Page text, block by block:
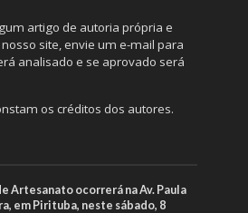
artigo de autoria própria e
site, envie um e-mail para
analisado e se aprovado será
os créditos dos autores.
Artesanato ocorrerá na Av. Paula
em Pirituba, neste sábado, 8